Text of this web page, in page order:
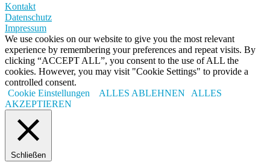
Kontakt
Datenschutz
Impressum
We use cookies on our website to give you the most relevant
experience by remembering your preferences and repeat visits. By
clicking “ACCEPT ALL”, you consent to the use of ALL the
cookies. However, you may visit "Cookie Settings" to provide a
controlled consent.
Cookie Einstellungen
ALLES ABLEHNEN
ALLES
AKZEPTIEREN
Schließen